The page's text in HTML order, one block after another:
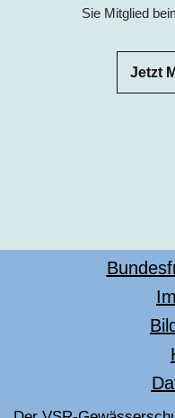
Sie Mitglied
Jetzt